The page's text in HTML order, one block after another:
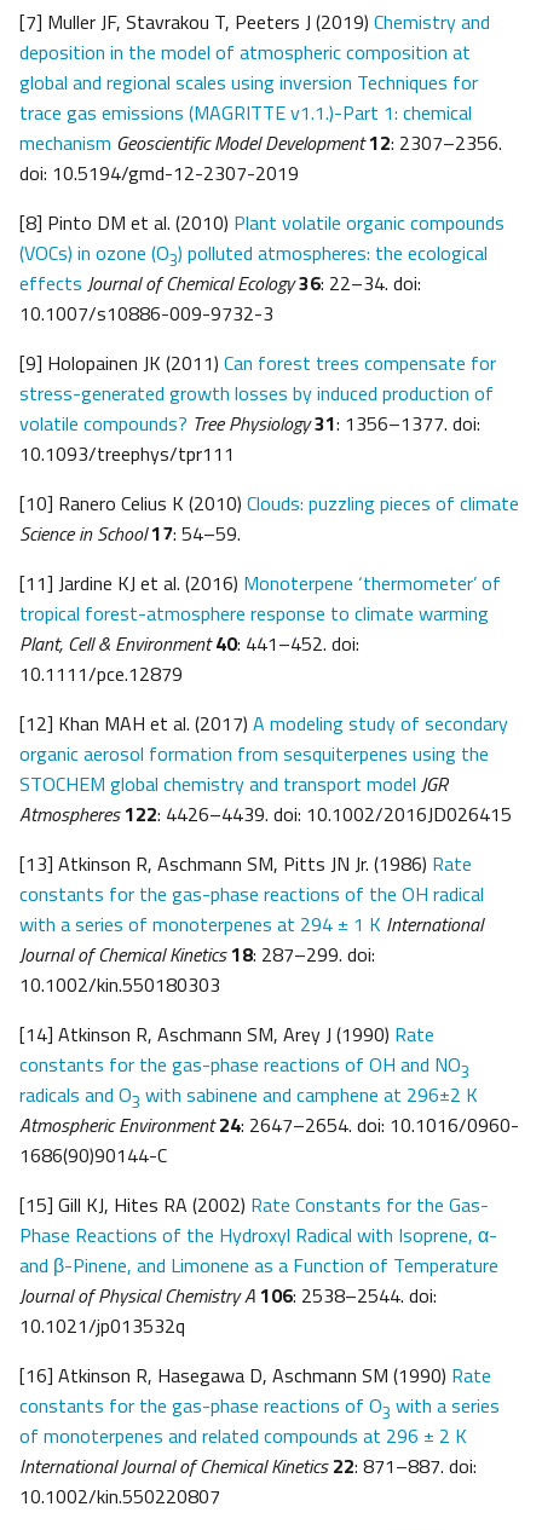
[7] Muller JF, Stavrakou T, Peeters J (2019) Chemistry and
deposition in the model of atmospheric composition at
global and regional scales using inversion Techniques for
trace gas emissions (MAGRITTE v1.1.)-Part 1: chemical
mechanism Geoscientific Model Development12: 2307–2356.
doi: 10.5194/gmd-12-2307-2019
[8] Pinto DM et al. (2010) Plant volatile organic compounds
(VOCs) in ozone (O3) polluted atmospheres: the ecological
effects Journal of Chemical Ecology36: 22–34. doi:
10.1007/s10886-009-9732-3
[9] Holopainen JK (2011) Can forest trees compensate for
stress-generated growth losses by induced production of
volatile compounds? Tree Physiology31: 1356–1377. doi:
10.1093/treephys/tpr111
[10] Ranero Celius K (2010) Clouds: puzzling pieces of climate
Science in School17: 54–59.
[11] Jardine KJ et al. (2016) Monoterpene ‘thermometer’ of
tropical forest-atmosphere response to climate warming
Plant, Cell & Environment40: 441–452. doi:
10.1111/pce.12879
[12] Khan MAH et al. (2017) A modeling study of secondary
organic aerosol formation from sesquiterpenes using the
STOCHEM global chemistry and transport model JGR
Atmospheres122: 4426–4439. doi: 10.1002/2016JD026415
[13] Atkinson R, Aschmann SM, Pitts JN Jr. (1986) Rate
constants for the gas-phase reactions of the OH radical
with a series of monoterpenes at 294 ± 1 K International
Journal of Chemical Kinetics18: 287–299. doi:
10.1002/kin.550180303
[14] Atkinson R, Aschmann SM, Arey J (1990) Rate
constants for the gas-phase reactions of OH and NO3
radicals and O3 with sabinene and camphene at 296±2 K
Atmospheric Environment 24: 2647­–2654. doi: 10.1016/0960-
1686(90)90144-C
[15] Gill KJ, Hites RA (2002) Rate Constants for the Gas-
Phase Reactions of the Hydroxyl Radical with Isoprene, α-
and β-Pinene, and Limonene as a Function of Temperature
Journal of Physical Chemistry A106: 2538–2544. doi:
10.1021/jp013532q
[16] Atkinson R, Hasegawa D, Aschmann SM (1990) Rate
constants for the gas-phase reactions of O3 with a series
of monoterpenes and related compounds at 296 ± 2 K
International Journal of Chemical Kinetics 22: 871–887. doi:
10.1002/kin.550220807